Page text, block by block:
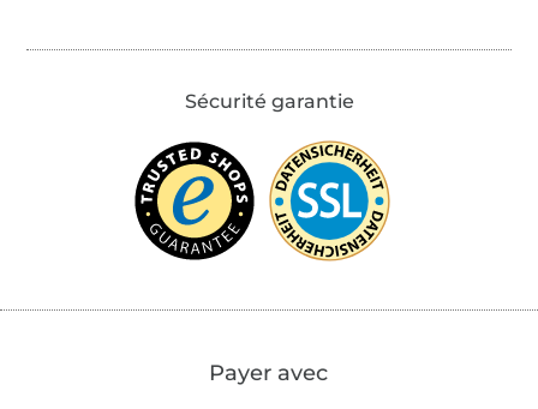
Sécurité garantie
Payer avec